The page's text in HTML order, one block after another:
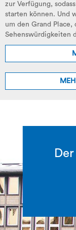
zur Verfügung,
starten können. Und
um den Grand
Sehenswürdigkeiten